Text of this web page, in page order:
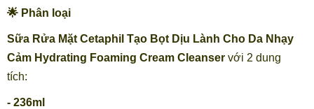
🌟 Phân loại
Sữa Rửa Mặt Cetaphil Tạo Bọt Dịu Lành Cho Da Nhạy
Cảm Hydrating Foaming Cream Cleanser với 2 dung
tích:
- 236ml